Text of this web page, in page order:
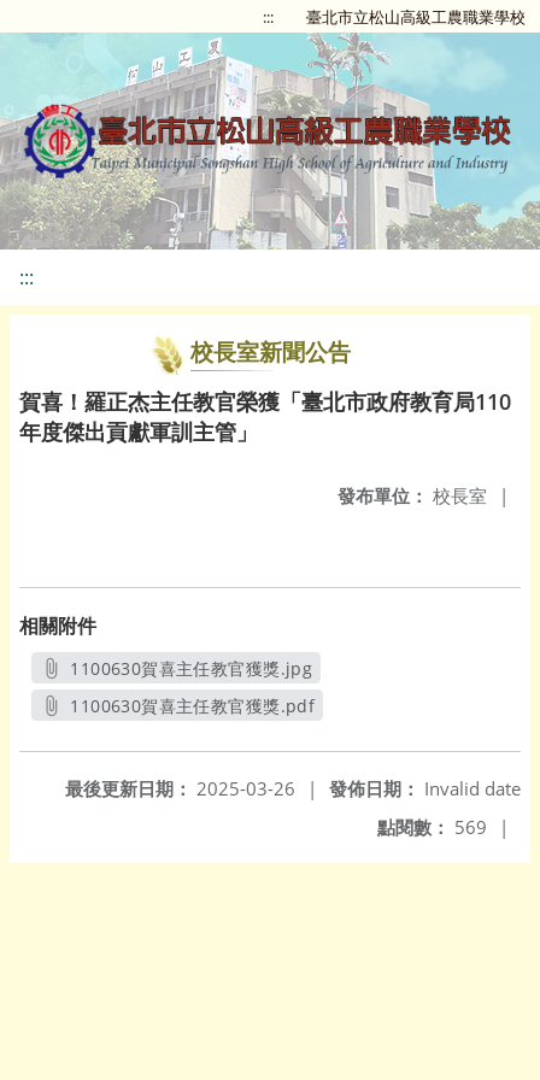
::: 臺北市立松山高級工農職業學校
:::
校長室新聞公告
賀喜！羅正杰主任教官榮獲「臺北市政府教育局110
年度傑出貢獻軍訓主管」
發布單位： 校長室 |
相關附件
1100630賀喜主任教官獲獎.jpg
另開新視窗
1100630賀喜主任教官獲獎.pdf
發佈日期： Invalid date
最後更新日期： 2025-03-26
|
點閱數： 569 |